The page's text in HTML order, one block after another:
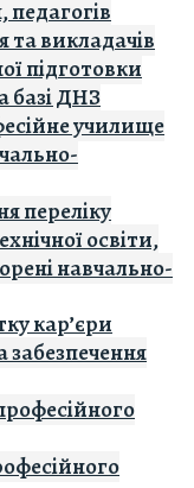
та викладачів
підготовки
базі ДНЗ
училище
переліку
освіти,
навчально-
кар’єри
забезпечення